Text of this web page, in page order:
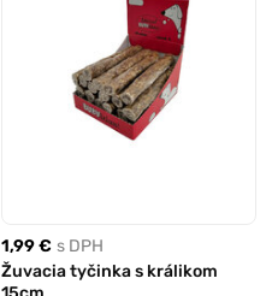
1,99 € s DPH
Žuvacia tyčinka s králikom